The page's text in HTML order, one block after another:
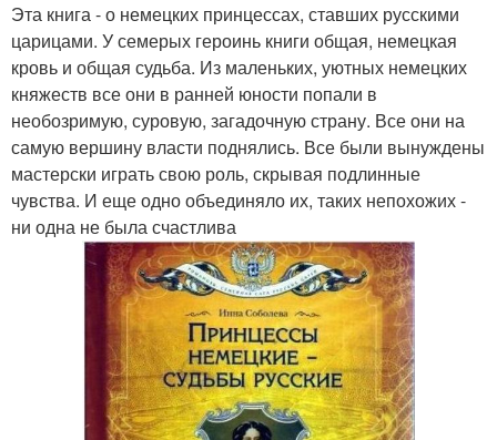
Эта книга - о немецких принцессах, ставших русскими
царицами. У семерых героинь книги общая, немецкая
кровь и общая судьба. Из маленьких, уютных немецких
княжеств все они в ранней юности попали в
необозримую, суровую, загадочную страну. Все они на
самую вершину власти поднялись. Все были вынуждены
мастерски играть свою роль, скрывая подлинные
чувства. И еще одно объединяло их, таких непохожих -
ни одна не была счастлива